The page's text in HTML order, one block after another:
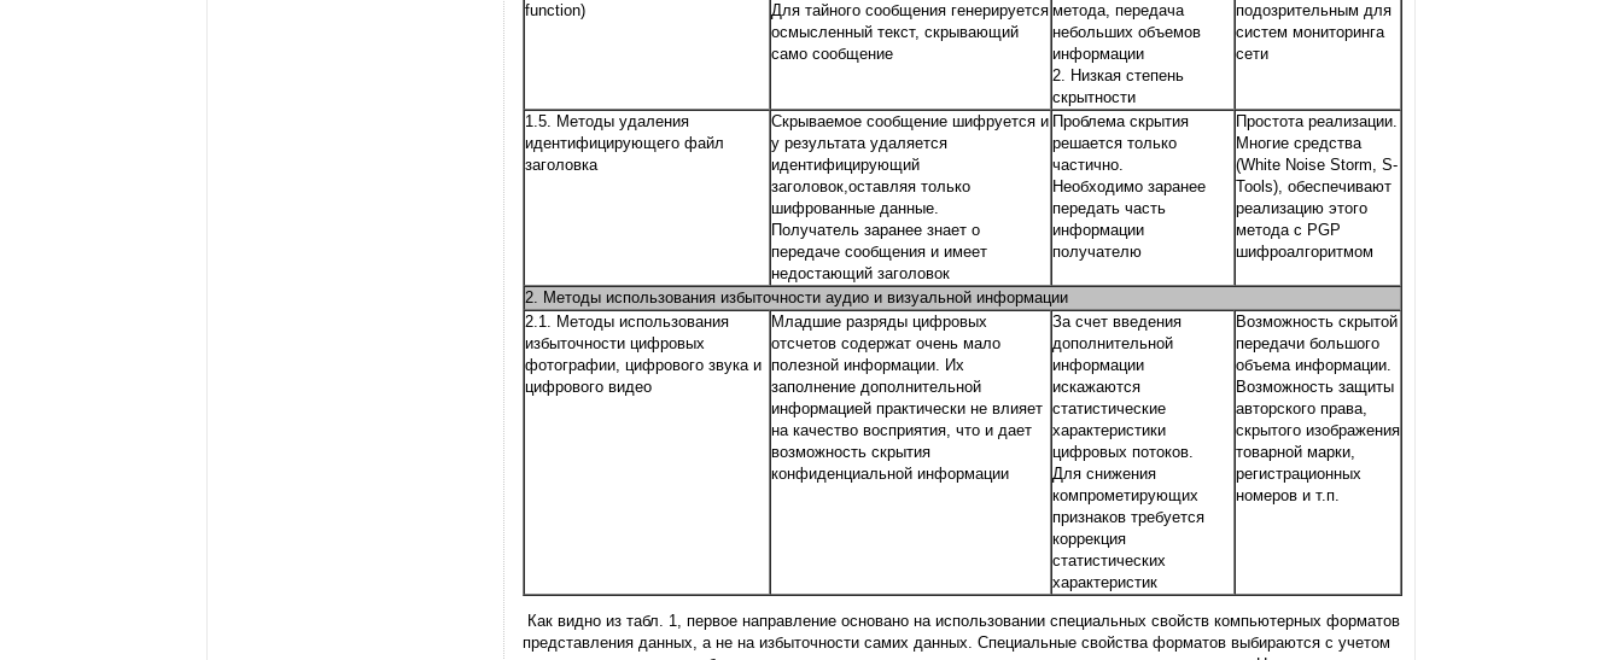
function)
Для тайного сообщения генерируется
осмысленный текст, скрывающий
само сообщение
метода, передача
небольших объемов
информации
2. Низкая степень
скрытности
подозрительным для
систем мониторинга
сети
1.5. Методы удаления
идентифицирующего файл
заголовка
Скрываемое сообщение шифруется и
у результата удаляется
идентифицирующий
заголовок,оставляя только
шифрованные данные.
Получатель заранее знает о
передаче сообщения и имеет
недостающий заголовок
Проблема скрытия
решается только
частично.
Необходимо заранее
передать часть
информации
получателю
Простота реализации.
Многие средства
(White Noise Storm, S-
Tools), обеспечивают
реализацию этого
метода с PGP
шифроалгоритмом
2. Методы использования избыточности аудио и визуальной информации
2.1. Методы использования
избыточности цифровых
фотографии, цифрового звука и
цифрового видео
Младшие разряды цифровых
отсчетов содержат очень мало
полезной информации. Их
заполнение дополнительной
информацией практически не влияет
на качество восприятия, что и дает
возможность скрытия
конфиденциальной информации
За счет введения
дополнительной
информации
искажаются
статистические
характеристики
цифровых потоков.
Для снижения
компрометирующих
признаков требуется
коррекция
статистических
характеристик
Возможность скрытой
передачи большого
объема информации.
Возможность защиты
авторского права,
скрытого изображения
товарной марки,
регистрационных
номеров и т.п.
Как видно из табл. 1, первое направление основано на использовании специальных свойств компьютерных форматов
представления данных, а не на избыточности самих данных. Специальные свойства форматов выбираются с учетом